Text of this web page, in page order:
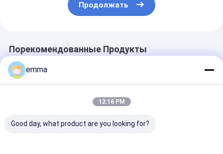
Продолжать
Порекомендованные Продукты
emma
12:16 PM
Good day, what product are you looking for?